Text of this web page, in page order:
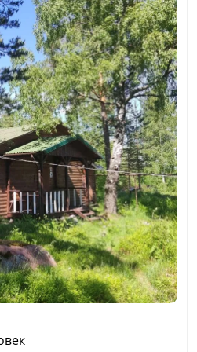
микроволновая печь,
плита на две конфорки,
По запросу
кроватка и стульчик для
входит: постельное
средство для мытья
бумага,
телевидение, охраняемая
мини-ферма.
(+ дополнительное